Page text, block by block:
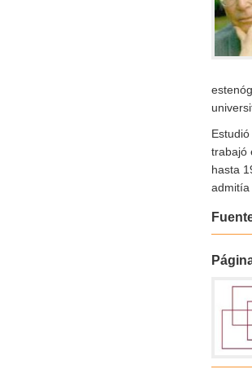
Estudió
trabajó
hasta
admitía